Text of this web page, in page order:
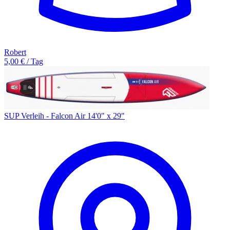
Robert
5,00 € / Tag
SUP Verleih - Falcon Air 14'0" x 29"